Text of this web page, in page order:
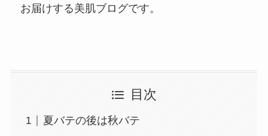
お届けする美肌ブログです。
目次
夏バテの後は秋バテ